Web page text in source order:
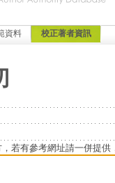
資料 校正著者資訊
若有參考網址請一併提供